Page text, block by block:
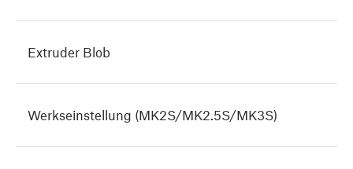
Extruder Blob
Werkseinstellung (MK2S/MK2.5S/MK3S)